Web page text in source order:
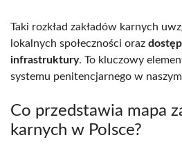
Taki rozkład zakładów karnych
lokalnych społeczności oraz
infrastruktury. To kluczowy
systemu penitencjarnego w
Co przedstawia mapa
karnych w Polsce?